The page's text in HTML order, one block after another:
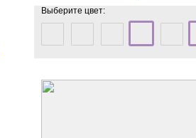
Выберите цвет: